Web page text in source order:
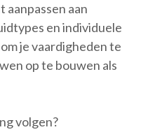
aanpassen aan
en individuele
je vaardigheden te
op te bouwen als
volgen?